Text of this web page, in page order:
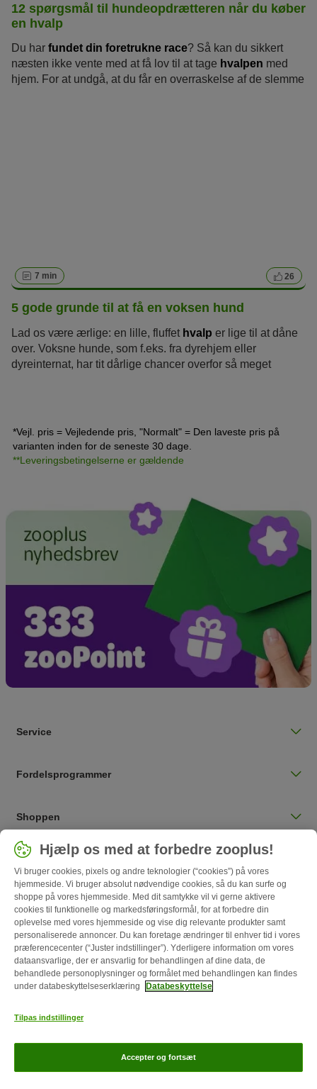
12 spørgsmål til hundeopdrætteren når du køber
en hvalp
Du har fundet din foretrukne race? Så kan du sikkert
næsten ikke vente med at få lov til at tage hvalpen med
hjem. For at undgå, at du får en overraskelse af de slemme
7 min 26
5 gode grunde til at få en voksen hund
Lad os være ærlige: en lille, fluffet hvalp er lige til at dåne
over. Voksne hunde, som f.eks. fra dyrehjem eller
dyreinternat, har tit dårlige chancer overfor så meget
af her.
*Vejl. pris = Vejledende pris, "Normalt" = Den laveste pris på
varianten inden for de seneste 30 dage.
**Leveringsbetingelserne er gældende
Service
Fordelsprogrammer
Shoppen
Vælg land
Danmark / DK
Follow zooplus
Om os Karriere Corporate Website Impressum
Generelle vilkår
Betaling Levering
Databeskyttelse
Hjælp os med at forbedre zooplus!
Vi bruger cookies, pixels og andre teknologier (“cookies”) på vores
hjemmeside. Vi bruger absolut nødvendige cookies, så du kan surfe og
shoppe på vores hjemmeside. Med dit samtykke vil vi gerne aktivere
cookies til funktionelle og markedsføringsformål, for at forbedre din
oplevelse med vores hjemmeside og vise dig relevante produkter samt
personaliserede annoncer. Du kan foretage ændringer til enhver tid i vores
præferencecenter (“Juster indstillinger”). Yderligere information om vores
dataansvarlige, der er ansvarlig for behandlingen af ​​dine data, de
behandlede personoplysninger og formålet med behandlingen kan findes
under databeskyttelseserklæring
Databeskyttelse
Tilpas indstillinger
Accepter og fortsæt